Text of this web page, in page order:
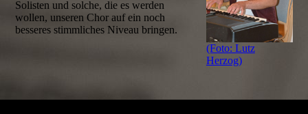
(Foto: Lutz
Herzog)
Solisten und solche, die es werden
wollen, unseren Chor auf ein noch
besseres stimmliches Niveau bringen.